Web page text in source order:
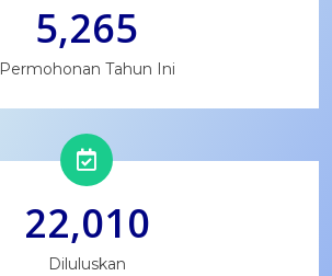
5,265
Permohonan Tahun Ini
22,010
Diluluskan